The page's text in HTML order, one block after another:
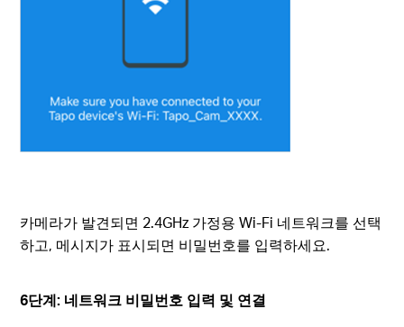
카메라가 발견되면 2.4GHz 가정용 Wi-Fi 네트워크를 선택
하고, 메시지가 표시되면 비밀번호를 입력하세요.
6단계: 네트워크 비밀번호 입력 및 연결